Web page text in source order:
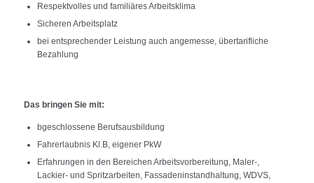
Respektvolles und familiäres Arbeitsklima
Sicheren Arbeitsplatz
bei entsprechender Leistung auch angemesse, übertarifliche
Bezahlung
Das bringen Sie mit:
bgeschlossene Berufsausbildung
Fahrerlaubnis Kl.B, eigener PkW
Erfahrungen in den Bereichen Arbeitsvorbereitung, Maler-,
Lackier- und Spritzarbeiten, Fassadeninstandhaltung, WDVS,